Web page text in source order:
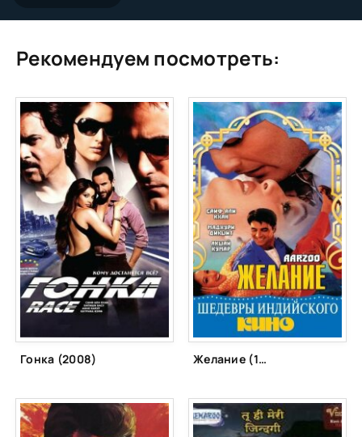
Рекомендуем посмотреть:
Гонка (2008) Желание (1999)